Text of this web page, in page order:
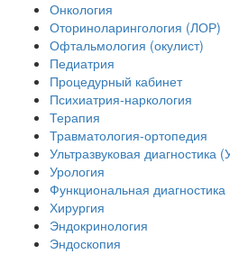
Онкология
Оториноларингология (ЛОР)
Офтальмология (окулист)
Педиатрия
Процедурный кабинет
Психиатрия-наркология
Терапия
Травматология-ортопедия
Ультразвуковая диагностика
Урология
Функциональная диагностика
Хирургия
Эндокринология
Эндоскопия